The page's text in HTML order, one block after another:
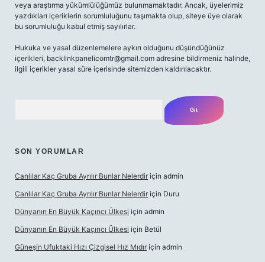
veya araştırma yükümlülüğümüz bulunmamaktadır. Ancak, üyelerimiz
yazdıkları içeriklerin sorumluluğunu taşımakta olup, siteye üye olarak
bu sorumluluğu kabul etmiş sayılırlar.
Hukuka ve yasal düzenlemelere aykırı olduğunu düşündüğünüz
içerikleri, backlinkpanelicomtr@gmail.com adresine bildirmeniz halinde,
ilgili içerikler yasal süre içerisinde sitemizden kaldırılacaktır.
SON YORUMLAR
Canlılar Kaç Gruba Ayrılır Bunlar Nelerdir için admin
Canlılar Kaç Gruba Ayrılır Bunlar Nelerdir için Duru
Dünyanın En Büyük Kaçıncı Ülkesi için admin
Dünyanın En Büyük Kaçıncı Ülkesi için Betül
Güneşin Ufuktaki Hızı Çizgisel Hız Mıdır için admin